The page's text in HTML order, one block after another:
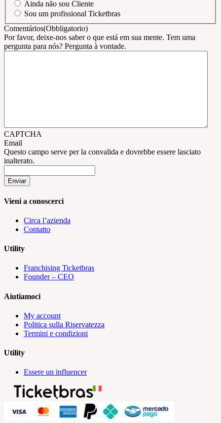
Ainda não sou Cliente
Sou um profissional Ticketbras
Comentários(Obbligatorio)
Por favor, deixe-nos saber o que está em sua mente. Tem uma
pergunta para nós? Pergunta à vontade.
CAPTCHA
Email
Questo campo serve per la convalida e dovrebbe essere lasciato
inalterato.
Vieni a conoscerci
Circa l’azienda
Contatto
Utility
Franchising Ticketbras
Founder – CEO
Aiutiamoci
My account
Politica sulla Riservatezza
Termini e condizioni
Utility
Essere un influencer